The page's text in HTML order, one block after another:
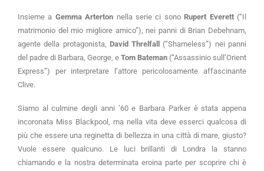
Insieme a Gemma Arterton nella serie ci sono Rupert Everett(“Il
matrimonio del mio migliore amico”), nei panni di Brian Debehnam,
agente della protagonista, David Threlfall
(“Shameless”) nei panni
del padre di Barbara, George, e Tom Bateman (“Assassinio sull’Orient
Express”) per interpretare l’attore pericolosamente affascinante
Clive.
Siamo al culmine degli anni ’60 e Barbara Parker è stata appena
incoronata Miss Blackpool, ma nella vita deve esserci qualcosa di
più che essere una reginetta di bellezza in una città di mare, giusto?
Vuole essere qualcuno. Le luci brillanti di Londra la stanno
chiamando e la nostra determinata eroina parte per scoprire chi è